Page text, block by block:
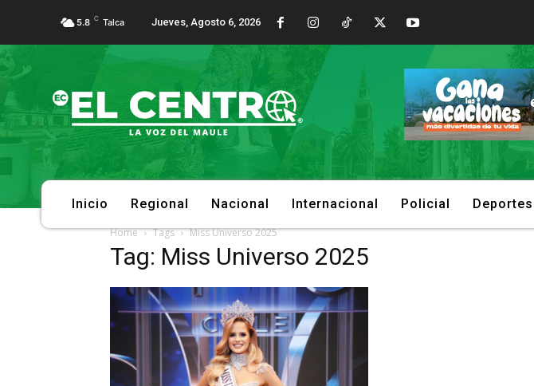
5.8 C Talca Jueves, Agosto 6, 2026
Inicio Regional Nacional Internacional Policial Deportes
Home Tags Miss Universo 2025
Tag: Miss Universo 2025